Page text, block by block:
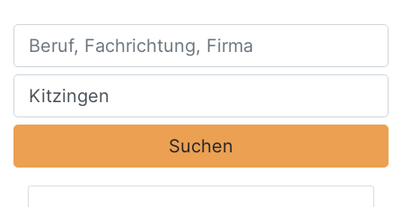
Beruf, Fachrichtung, Firma
Ort, Stadt
Suchen